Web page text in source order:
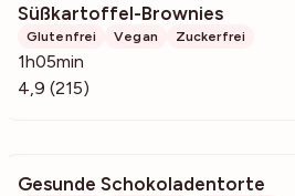
Süßkartoffel-Brownies
Glutenfrei Vegan Zuckerfrei
1h05min
4,9 (215)
Gesunde Schokoladentorte